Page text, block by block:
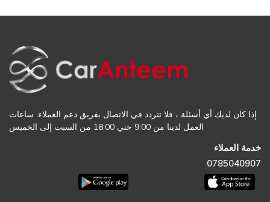
إذا كان لديك أي أسئلة ، فلا تتردد في الاتصال بفريق دعم العملاء. ساعات
العمل لدينا من 9:00 حتي 18:00 من السبت إلى الخميس
خدمة العملاء
0785040907